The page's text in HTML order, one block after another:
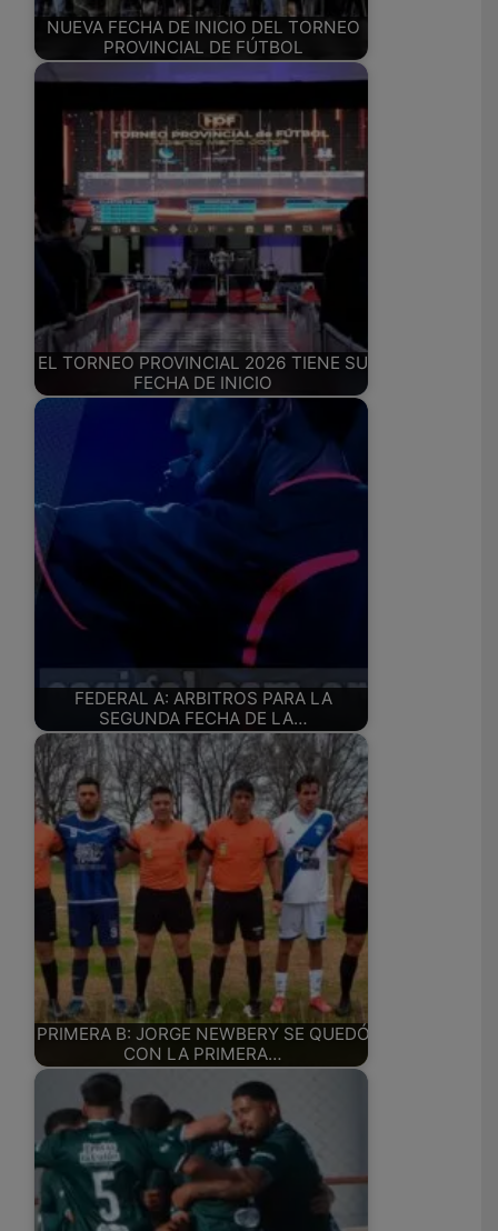
NUEVA FECHA DE INICIO DEL TORNEO
PROVINCIAL DE FÚTBOL
EL TORNEO PROVINCIAL 2026 TIENE SU
FECHA DE INICIO
FEDERAL A: ARBITROS PARA LA
SEGUNDA FECHA DE LA…
PRIMERA B: JORGE NEWBERY SE QUEDÓ
CON LA PRIMERA…